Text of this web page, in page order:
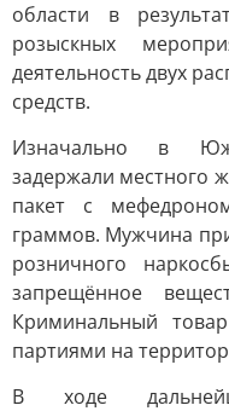
области в
розыскных
деятельность двух
средств.
Изначально в
задержали местного
пакет с
граммов. Мужчина
розничного
запрещённое
Криминальный
партиями на
В ходе